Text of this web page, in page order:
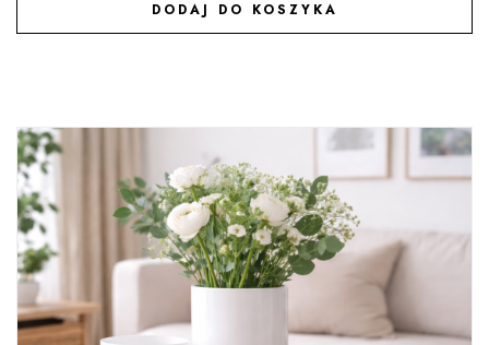
DODAJ DO KOSZYKA
DODAJ DO ULUBIONYCH